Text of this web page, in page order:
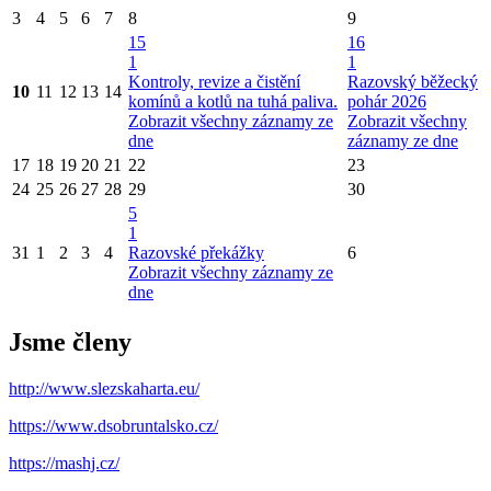
3
4 5 6 7 8 9
10 11 12 13 14
15
1
Kontroly, revize a čistění
komínů a kotlů na tuhá paliva.
Zobrazit všechny záznamy ze
dne
16
1
Razovský běžecký
pohár 2026
Zobrazit všechny
záznamy ze dne
17 18 19 20 21 22
23
24 25 26 27 28 29 30
31 1 2 3 4
5
1
Razovské překážky
Zobrazit všechny záznamy ze
dne
6
Jsme členy
http://www.slezskaharta.eu/
https://www.dsobruntalsko.cz/
https://mashj.cz/